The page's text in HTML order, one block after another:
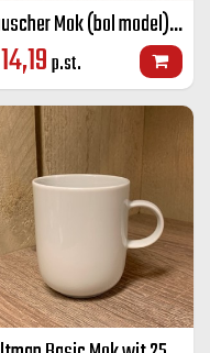
Bauscher Mok (bol model) wit 28 cl
14,19p.st.